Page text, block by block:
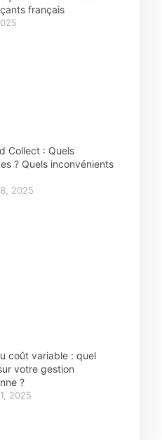
français
Collect : Quels
? Quels inconvénients
2025
coût variable : quel
votre gestion
?
2025